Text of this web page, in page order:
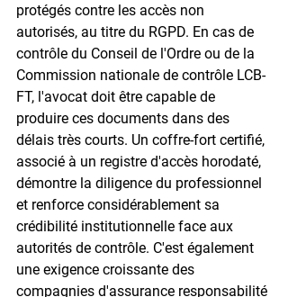
protégés contre les accès non
autorisés, au titre du RGPD. En cas de
contrôle du Conseil de l'Ordre ou de la
Commission nationale de contrôle LCB-
FT, l'avocat doit être capable de
produire ces documents dans des
délais très courts. Un coffre-fort certifié,
associé à un registre d'accès horodaté,
démontre la diligence du professionnel
et renforce considérablement sa
crédibilité institutionnelle face aux
autorités de contrôle. C'est également
une exigence croissante des
compagnies d'assurance responsabilité